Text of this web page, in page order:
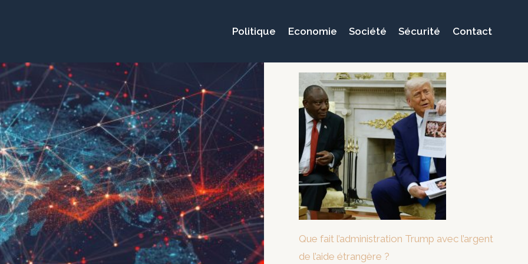
Politique Economie Société Sécurité Contact
Que fait l’administration Trump avec l’argent
de l’aide étrangère ?